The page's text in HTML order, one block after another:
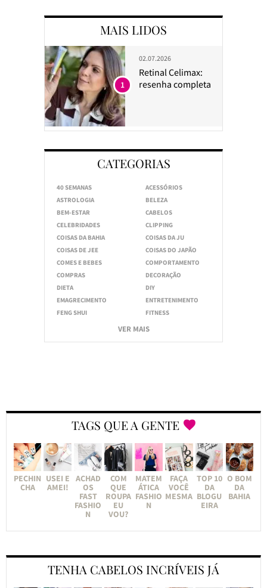
MAIS LIDOS
02.07.2026
Retinal Celimax:
resenha completa
1
CATEGORIAS
40 SEMANAS
ACESSÓRIOS
ASTROLOGIA
BELEZA
BEM-ESTAR
CABELOS
CELEBRIDADES
CLIPPING
COISAS DA BAHIA
COISAS DA JU
COISAS DE JEE
COISAS DO JAPÃO
COMES E BEBES
COMPORTAMENTO
COMPRAS
DECORAÇÃO
DIETA
DIY
EMAGRECIMENTO
ENTRETENIMENTO
FENG SHUI
FITNESS
VER MAIS
TAGS QUE A GENTE
PECHIN
CHA
USEI E
AMEI!
ACHAD
OS
FAST
FASHIO
N
COM
QUE
ROUPA
EU
VOU?
MATEM
ÁTICA
FASHIO
N
FAÇA
VOCÊ
MESMA
TOP 10
DA
BLOGU
EIRA
O BOM
DA
BAHIA
TENHA CABELOS INCRÍVEIS JÁ